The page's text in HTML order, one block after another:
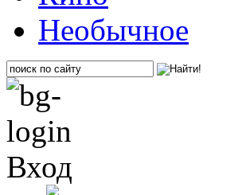
Необычное
Вход